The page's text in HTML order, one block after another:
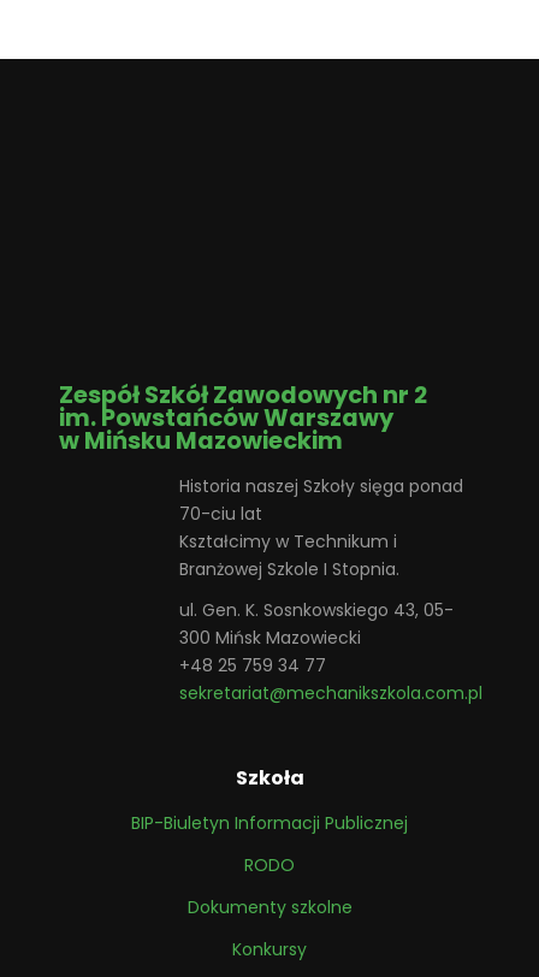
Zespół Szkół Zawodowych nr 2
im. Powstańców Warszawy
w Mińsku Mazowieckim
Historia naszej Szkoły sięga ponad
70-ciu lat
Kształcimy w Technikum i
Branżowej Szkole I Stopnia.
ul. Gen. K. Sosnkowskiego 43, 05-
300 Mińsk Mazowiecki
+48 25 759 34 77
sekretariat@mechanikszkola.com.pl
Szkoła
BIP-Biuletyn Informacji Publicznej
RODO
Dokumenty szkolne
Konkursy